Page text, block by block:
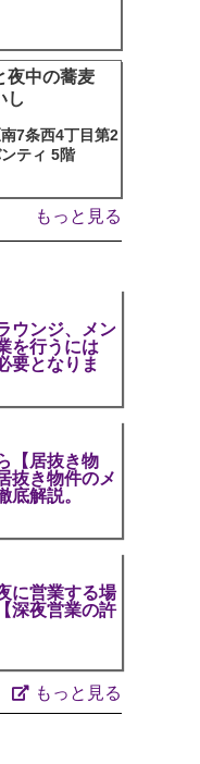
夜中の蕎麦
し
7条西4丁目第2
ティ 5階
もっと見る
ウンジ、メン
を行うには
要となりま
【居抜き物
抜き物件のメ
底解説。
に営業する場
深夜営業の許
もっと見る